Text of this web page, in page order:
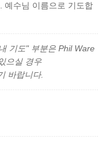
예수님 이름으로 기도합
기도" 부분은 Phil Ware
으실 경우
바랍니다.